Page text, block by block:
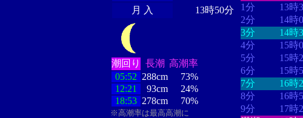
月 入
13時50分
潮回り 長潮 高潮率
05:52 288cm
73%
12:21
93cm
24%
18:53 278cm 70%
※高潮率は最高高潮に
1分
13時
2分
14時
3分
14時
4分
15時
5分
15時
6分
15時
7分
16時
8分
16時
9分
17時